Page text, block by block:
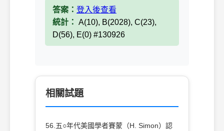
答案： 登入後查看
統計： A(10), B(2028), C(23),
D(56), E(0) #130926
相關試題
56.五○年代美國學者賽蒙（H. Simon）認